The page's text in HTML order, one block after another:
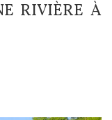
RIVIÈRE À